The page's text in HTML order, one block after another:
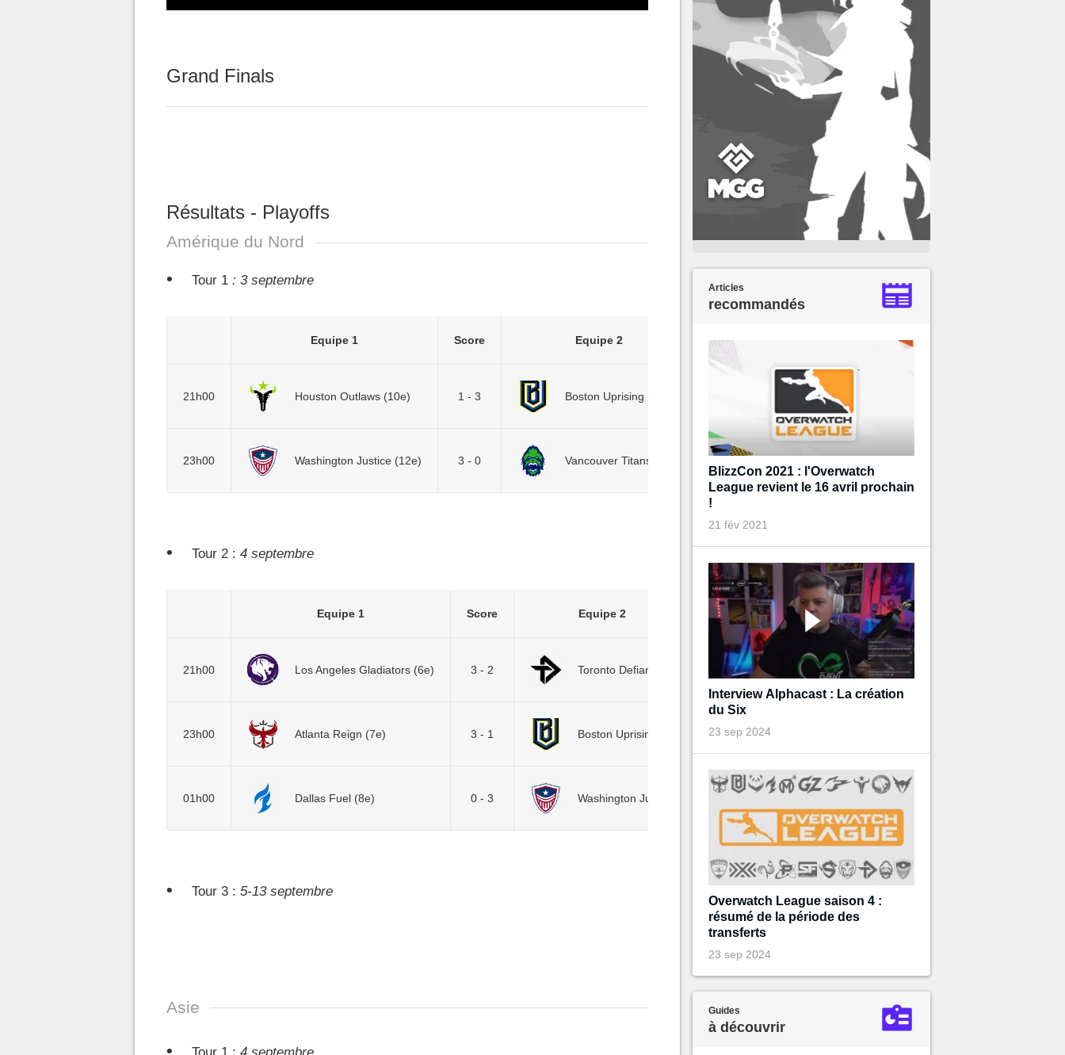
Grand Finals
Résultats - Playoffs
Amérique du Nord
Tour 1 : 3 septembre
Equipe 1 Score Equipe 2
21h00 Houston Outlaws (10e) 1 - 3 Boston Uprising (13e)
23h00 Washington Justice (12e) 3 - 0 Vancouver Titans (11e)
Tour 2 : 4 septembre
Equipe 1 Score Equipe 2
21h00 Los Angeles Gladiators (6e) 3 - 2 Toronto Defiant
23h00 Atlanta Reign (7e) 3 - 1 Boston Uprising
01h00 Dallas Fuel (8e) 0 - 3 Washington Justice
Tour 3 : 5-13 septembre
Asie
Articles
recommandés
BlizzCon 2021 : l'Overwatch
League revient le 16 avril prochain
!
21 fév 2021
Interview Alphacast : La création
du Six
23 sep 2024
Overwatch League saison 4 :
résumé de la période des
transferts
23 sep 2024
Guides
à découvrir